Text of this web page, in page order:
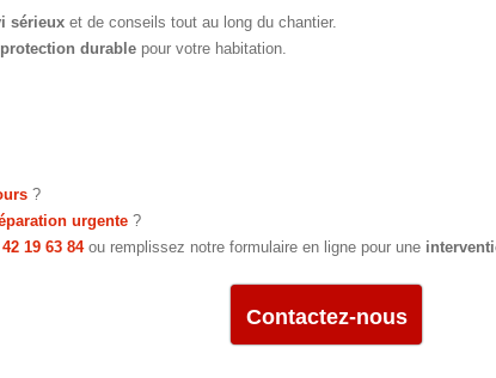
sérieux et de conseils tout au long du chantier.
protection durable pour votre habitation.
?
urgente ?
19 63 84ou remplissez notre formulaire en ligne pour une
Contactez-nous